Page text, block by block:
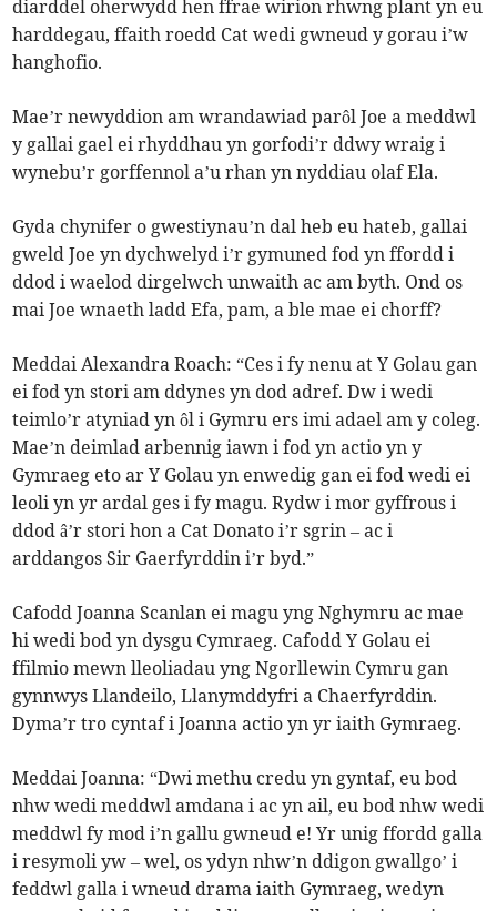
diarddel oherwydd hen ffrae wirion rhwng plant yn eu
harddegau, ffaith roedd Cat wedi gwneud y gorau i’w
hanghofio.
Mae’r newyddion am wrandawiad parôl Joe a meddwl
y gallai gael ei rhyddhau yn gorfodi’r ddwy wraig i
wynebu’r gorffennol a’u rhan yn nyddiau olaf Ela.
Gyda chynifer o gwestiynau’n dal heb eu hateb, gallai
gweld Joe yn dychwelyd i’r gymuned fod yn ffordd i
ddod i waelod dirgelwch unwaith ac am byth. Ond os
mai Joe wnaeth ladd Efa, pam, a ble mae ei chorff?
Meddai Alexandra Roach: “Ces i fy nenu at Y Golau gan
ei fod yn stori am ddynes yn dod adref. Dw i wedi
teimlo’r atyniad yn ôl i Gymru ers imi adael am y coleg.
Mae’n deimlad arbennig iawn i fod yn actio yn y
Gymraeg eto ar Y Golau yn enwedig gan ei fod wedi ei
leoli yn yr ardal ges i fy magu. Rydw i mor gyffrous i
ddod â’r stori hon a Cat Donato i’r sgrin – ac i
arddangos Sir Gaerfyrddin i’r byd.”
Cafodd Joanna Scanlan ei magu yng Nghymru ac mae
hi wedi bod yn dysgu Cymraeg. Cafodd Y Golau ei
ffilmio mewn lleoliadau yng Ngorllewin Cymru gan
gynnwys Llandeilo, Llanymddyfri a Chaerfyrddin.
Dyma’r tro cyntaf i Joanna actio yn yr iaith Gymraeg.
Meddai Joanna: “Dwi methu credu yn gyntaf, eu bod
nhw wedi meddwl amdana i ac yn ail, eu bod nhw wedi
meddwl fy mod i’n gallu gwneud e! Yr unig ffordd galla
i resymoli yw – wel, os ydyn nhw’n ddigon gwallgo’ i
feddwl galla i wneud drama iaith Gymraeg, wedyn